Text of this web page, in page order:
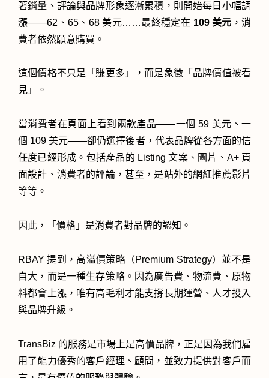
著銷量、評論與品牌形象逐漸累積，則開始每日小幅調
漲——62、65、68 美元……最終穩定在 109 美元 ，消
費者依然願意購買。
這個價格不只是「賺更多」，而是象徵「品牌價值被看
見」。
當消費者在頁面上看到兩款產品——一個 59 美元、一
個 109 美元——卻仍選擇後者，代表品牌從各方面的信
任度已經形成。包括產品的 Listing 文案、圖片、A+ 頁
面設計、消費者的評論，甚至，是站外的網紅推薦影片
等等。
因此，「價格」是消費者對品牌的認知。
RBAY 提到，高溢價策略（Premium Strategy）並不是
自大，而是一種生存策略。因為廣告費、物流費、原物
料都會上漲，唯有高毛利才能支撐長期運營、人才投入
與品牌升級。
TransBiz 的服務是市場上是高價品牌，正是因為我們雇
用了能力優秀的客戶經理、顧問，並致力提供對客戶而